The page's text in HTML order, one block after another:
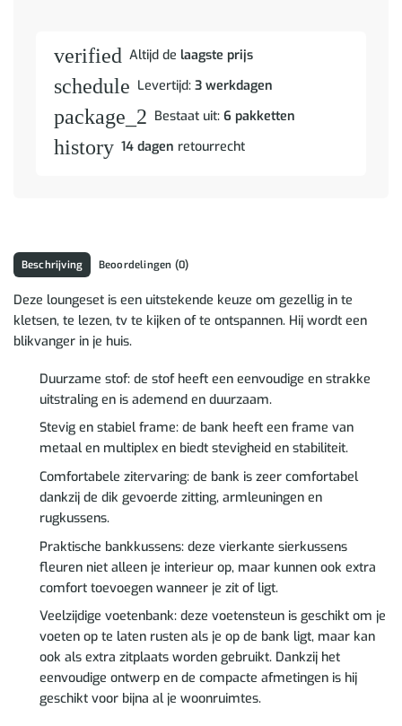
verified Altijd de laagste prijs
schedule Levertijd: 3 werkdagen
package_2 Bestaat uit: 6 pakketten
history 14 dagen retourrecht
Beschrijving Beoordelingen (0)
Deze loungeset is een uitstekende keuze om gezellig in te
kletsen, te lezen, tv te kijken of te ontspannen. Hij wordt een
blikvanger in je huis.
Duurzame stof: de stof heeft een eenvoudige en strakke
uitstraling en is ademend en duurzaam.
Stevig en stabiel frame: de bank heeft een frame van
metaal en multiplex en biedt stevigheid en stabiliteit.
Comfortabele zitervaring: de bank is zeer comfortabel
dankzij de dik gevoerde zitting, armleuningen en
rugkussens.
Praktische bankkussens: deze vierkante sierkussens
fleuren niet alleen je interieur op, maar kunnen ook extra
comfort toevoegen wanneer je zit of ligt.
Veelzijdige voetenbank: deze voetensteun is geschikt om je
voeten op te laten rusten als je op de bank ligt, maar kan
ook als extra zitplaats worden gebruikt. Dankzij het
eenvoudige ontwerp en de compacte afmetingen is hij
geschikt voor bijna al je woonruimtes.